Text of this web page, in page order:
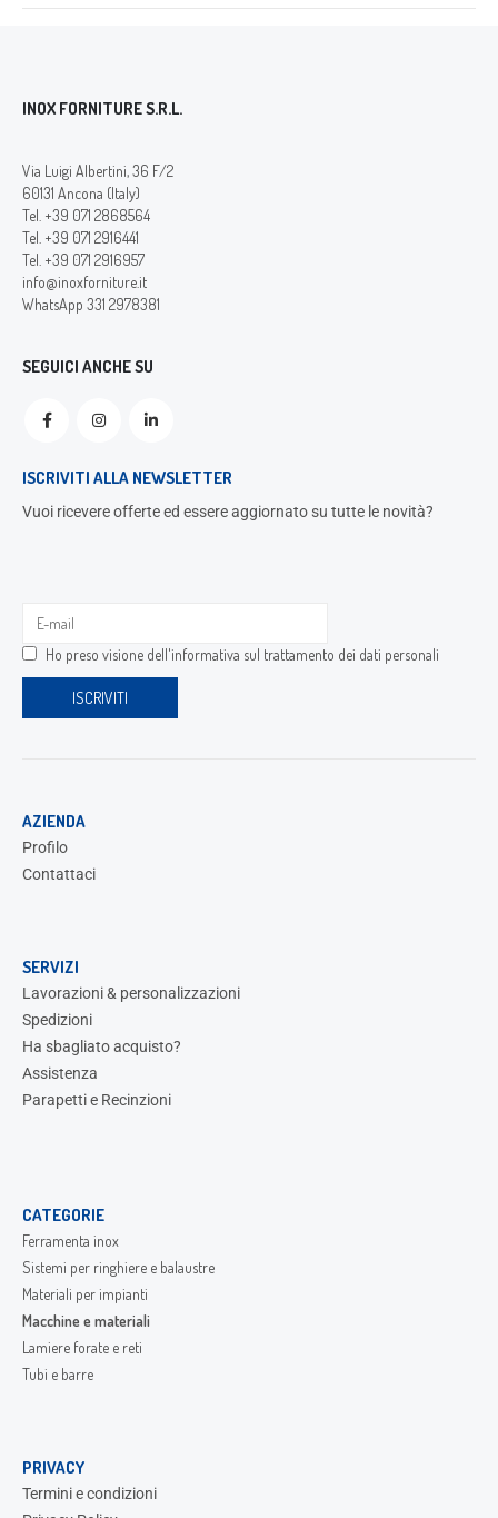
INOX FORNITURE S.R.L.
Via Luigi Albertini, 36 F/2
60131 Ancona (Italy)
Tel. +39 071 2868564
Tel. +39 071 2916441
Tel. +39 071 2916957
info@inoxforniture.it
WhatsApp 331 2978381
SEGUICI ANCHE SU
ISCRIVITI ALLA NEWSLETTER
Vuoi ricevere offerte ed essere aggiornato su tutte le novità?
Ho preso visione dell'informativa sul trattamento dei dati personali
AZIENDA
Profilo
Contattaci
SERVIZI
Lavorazioni & personalizzazioni
Spedizioni
Ha sbagliato acquisto?
Assistenza
Parapetti e Recinzioni
CATEGORIE
Ferramenta inox
Sistemi per ringhiere e balaustre
Materiali per impianti
Macchine e materiali
Lamiere forate e reti
Tubi e barre
PRIVACY
Termini e condizioni